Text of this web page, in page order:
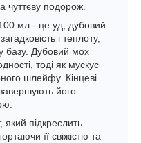
чуттєву подорож.
мл - це уд, дубовий
і теплоту,
базу. Дубовий мох
тоді як мускус
шлейфу. Кінцеві
його
підкреслить
її свіжістю та